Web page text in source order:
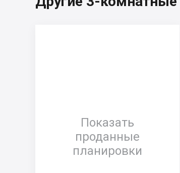
Показать
проданные
планировки